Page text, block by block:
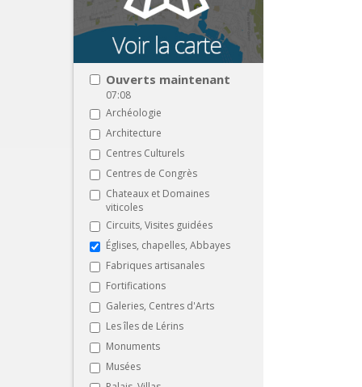
Ouverts maintenant
07:08
Archéologie
Architecture
Centres Culturels
Centres de Congrès
Chateaux et Domaines
viticoles
Circuits, Visites guidées
Églises, chapelles, Abbayes
Fabriques artisanales
Fortifications
Galeries, Centres d'Arts
Les îles de Lérins
Monuments
Musées